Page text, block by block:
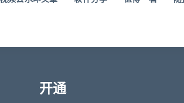
开通